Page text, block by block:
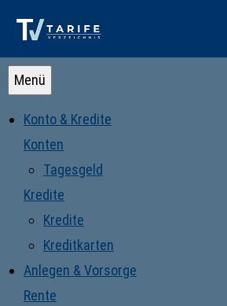
Menü
Konto & Kredite
Konten
Tagesgeld
Kredite
Kredite
Kreditkarten
Anlegen & Vorsorge
Rente